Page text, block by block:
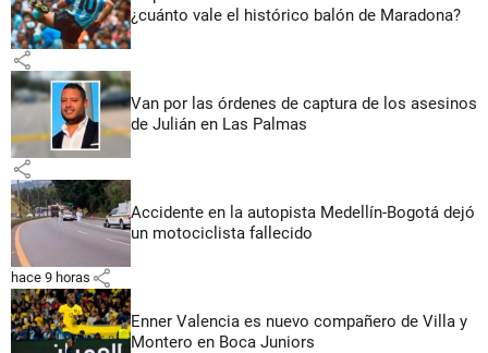
¿cuánto vale el histórico balón de Maradona?
share
Van por las órdenes de captura de los asesinos
de Julián en Las Palmas
share
Accidente en la autopista Medellín-Bogotá dejó
un motociclista fallecido
hace 9 horas share
Enner Valencia es nuevo compañero de Villa y
Montero en Boca Juniors